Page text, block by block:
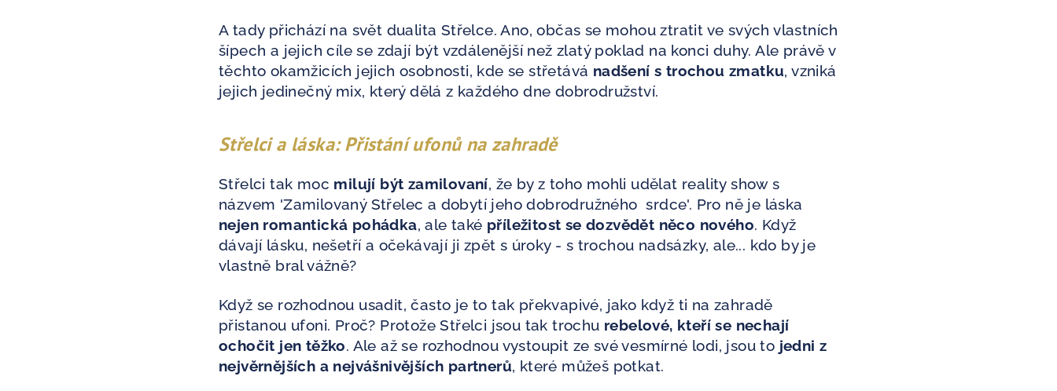
A tady přichází na svět dualita Střelce. Ano, občas se mohou ztratit ve svých vlastních
šípech a jejich cíle se zdají být vzdálenější než zlatý poklad na konci duhy. Ale právě v
těchto okamžicích jejich osobnosti, kde se střetává nadšení s trochou zmatku, vzniká
jejich jedinečný mix, který dělá z každého dne dobrodružství.
Střelci a láska: Přistání ufonů na zahradě
Střelci tak moc milují být zamilovaní, že by z toho mohli udělat reality show s
názvem 'Zamilovaný Střelec a dobytí jeho dobrodružného srdce'. Pro ně je láska
nejen romantická pohádka, ale také příležitost se dozvědět něco nového. Když
dávají lásku, nešetří a očekávají ji zpět s úroky - s trochou nadsázky, ale... kdo by je
vlastně bral vážně?
Když se rozhodnou usadit, často je to tak překvapivé, jako když ti na zahradě
přistanou ufoni. Proč? Protože Střelci jsou tak trochu rebelové, kteří se nechají
ochočit jen těžko. Ale až se rozhodnou vystoupit ze své vesmírné lodi, jsou to jedni z
nejvěrnějších a nejvášnivějších partnerů, které můžeš potkat.